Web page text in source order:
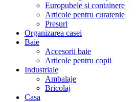
Europubele si containere
Articole pentru curatenie
Presuri
Organizarea casei
Baie
Accesorii baie
Articole pentru copii
Industriale
Ambalaje
Bricolaj
Casa